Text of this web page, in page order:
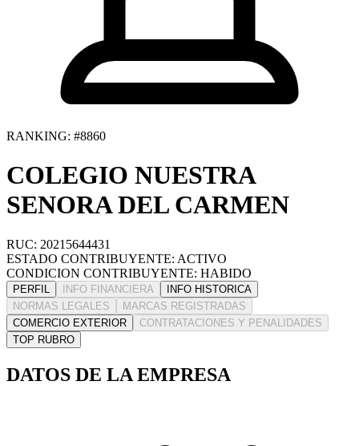
RANKING: #8860
COLEGIO NUESTRA
SENORA DEL CARMEN
RUC: 20215644431
ESTADO CONTRIBUYENTE: ACTIVO
CONDICION CONTRIBUYENTE: HABIDO
PERFIL INFO FINANCIERA
INFO HISTORICA
NORMAS LEGALES
MARCAS REGISTRADAS
COMERCIO EXTERIOR
CONTRATACIONES Y PENALIDADES
TOP RUBRO
DATOS DE LA EMPRESA